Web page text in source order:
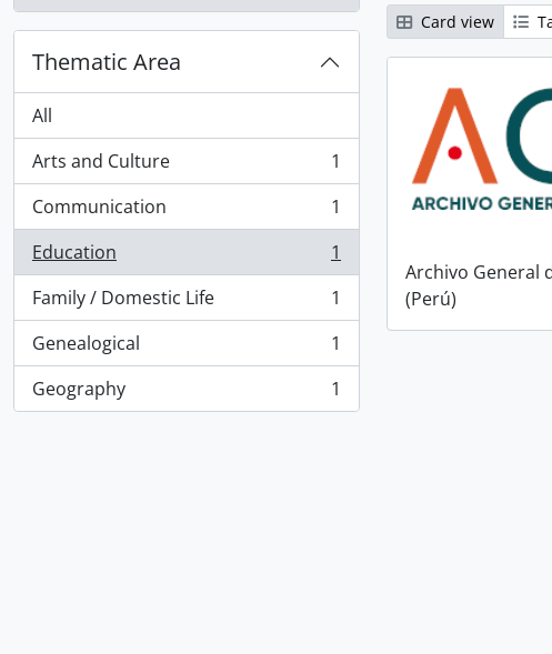
Thematic Area
All
Arts and Culture
, 1 results
1
Communication
, 1 results
1
Education
, 1 results
1
Family / Domestic Life
, 1 results
1
Genealogical
, 1 results
1
Geography
, 1 results 1
Card view
Archivo General
(Perú)